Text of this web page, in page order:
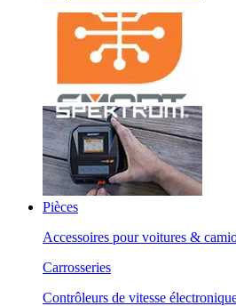
Pièces
Accessoires pour voitures &
Carrosseries
Contrôleurs de vitesse